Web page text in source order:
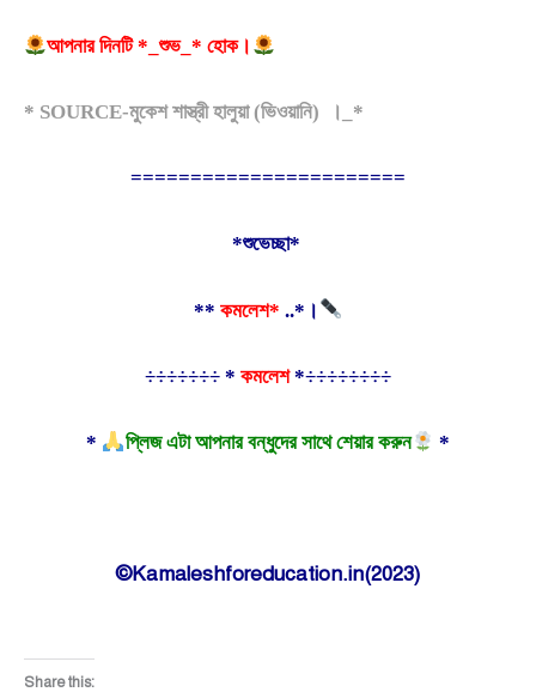
আপনার দিনটি *_শুভ_* হোক।
* SOURCE-মুকেশ শাস্ত্রী হালুয়া (ভিওয়ানি) ।_*
=======================
*শুভেচ্ছা*
**কমলেশ* ..*।
÷÷÷÷÷÷÷ * কমলেশ*÷÷÷÷÷÷÷÷
* প্লিজ এটা আপনার বন্ধুদের সাথে শেয়ার করুন *
©Kamaleshforeducation.in(2023)
Share this: